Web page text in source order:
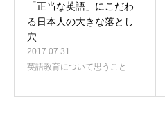
「正当な英語」にこだわ
る日本人の大きな落とし
穴…
2017.07.31
英語教育について思うこと